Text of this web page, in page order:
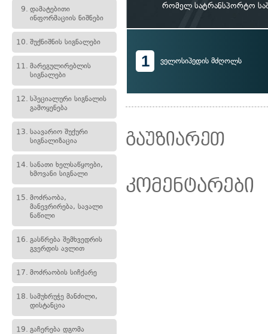
9. დამატებითი
ინფორმაციის ნიშნები
10. შუქნიშნის სიგნალები
11. მარეგულირებლის
სიგნალები
12. სპეციალური სიგნალის
გამოყენება
13. საავარიო შუქური
სიგნალიზაცია
14. სანათი ხელსაწყოები,
ხმოვანი სიგნალი
15. მოძრაობა,
მანევრირება, სავალი
ნაწილი
16. გასწრება შემხვედრის
გვერდის ავლით
17. მოძრაობის სიჩქარე
18. სამუხრუჭე მანძილი,
დისტანცია
19. გაჩერება დგომა
რომელ სატრანსპორტო
1 ველოსიპედის მძღოლს
გაუზიარეთ
კომენტარები